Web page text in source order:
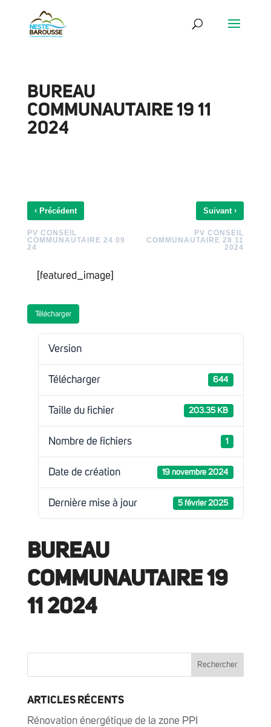
BUREAU
COMMUNAUTAIRE 19 11
2024
‹Précédent
PV CONSEIL
COMMUNAUTAIRE 24 09
24
Suivant›
PV CONSEIL
COMMUNAUTAIRE 28 11
2024
[featured_image]
Télécharger
Version
Télécharger 644
Taille du fichier 203.35 KB
Nombre de fichiers 1
Date de création 19 novembre 2024
Dernière mise à jour 5 février 2025
BUREAU
COMMUNAUTAIRE 19
11 2024
ARTICLES RÉCENTS
Rénovation énergétique de la zone PPI